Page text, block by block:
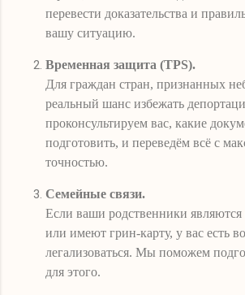
перевести доказательства и
вашу ситуацию.
Временная защита (TPS).
Для граждан стран, признанных
реальный шанс избежать
проконсультируем вас, какие
подготовить, и переведём всё с
точностью.
Семейные связи.
Если ваши родственники
или имеют грин-карту, у вас есть
легализоваться. Мы поможем
для этого.